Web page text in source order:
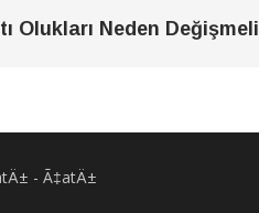
Olukları Neden Değişmeli
- Ã‡atÄ±